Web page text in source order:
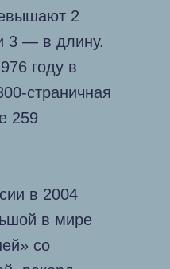
2
3 — в длину.
году в
страничная
259
в 2004
в мире
со